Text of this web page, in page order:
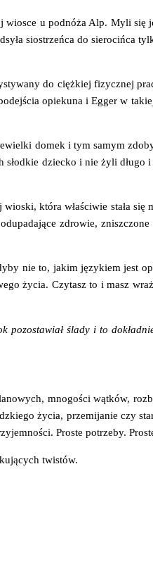
wio­sce u pod­nó­ża Alp. Myli
sio­strzeń­ca do sie­ro­ciń­ca
do cięż­kiej fizycz­nej
opie­ku­na i Egger w
domek i tym samym
dziec­ko i nie żyli
któ­ra wła­ści­wie sta­ła
zdro­wie,
nie to, jakim języ­kiem jest
życia. Czy­tasz to i masz
pozo­sta­wiał śla­dy i to
mno­go­ści wąt­ków,
życia, prze­mi­ja­nie czy
Pro­ste potrze­by.
twistów.